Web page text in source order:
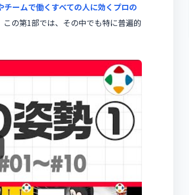
チームで働くすべての人に効くプロの
の第1部では、その中でも特に普遍的